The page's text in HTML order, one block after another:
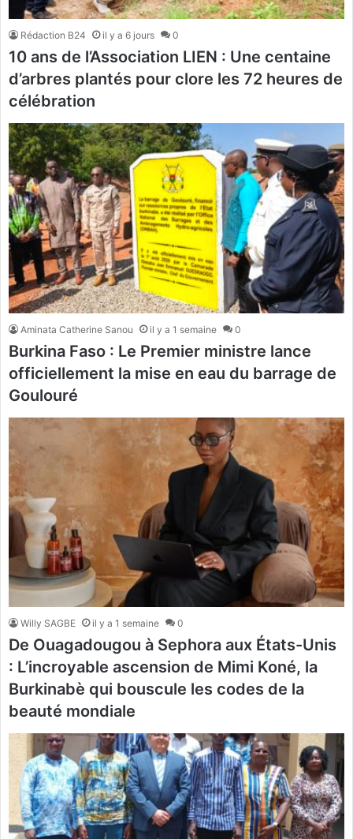
Rédaction B24 il y a 6 jours 0
10 ans de l’Association LIEN : Une centaine
d’arbres plantés pour clore les 72 heures de
célébration
Aminata Catherine Sanou il y a 1 semaine 0
Burkina Faso : Le Premier ministre lance
officiellement la mise en eau du barrage de
Goulouré
Willy SAGBE il y a 1 semaine 0
De Ouagadougou à Sephora aux États-Unis
: L’incroyable ascension de Mimi Koné, la
Burkinabè qui bouscule les codes de la
beauté mondiale